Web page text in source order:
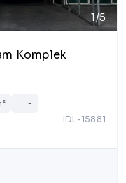
1/5
Komplek
-
IDL-15881